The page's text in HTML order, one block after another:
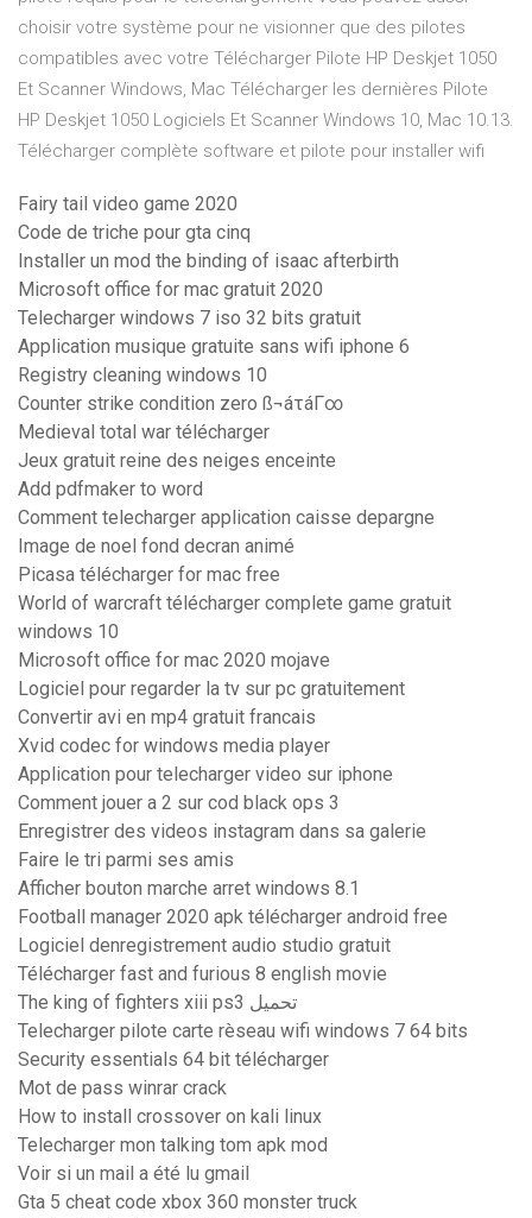
choisir votre système pour ne visionner que des pilotes
compatibles avec votre Télécharger Pilote HP Deskjet 1050
Et Scanner Windows, Mac Télécharger les dernières Pilote
HP Deskjet 1050 Logiciels Et Scanner Windows 10, Mac 10.13.
Télécharger complète software et pilote pour installer wifi
Fairy tail video game 2020
Code de triche pour gta cinq
Installer un mod the binding of isaac afterbirth
Microsoft office for mac gratuit 2020
Telecharger windows 7 iso 32 bits gratuit
Application musique gratuite sans wifi iphone 6
Registry cleaning windows 10
Counter strike condition zero ß¬áτáΓ∞
Medieval total war télécharger
Jeux gratuit reine des neiges enceinte
Add pdfmaker to word
Comment telecharger application caisse depargne
Image de noel fond decran animé
Picasa télécharger for mac free
World of warcraft télécharger complete game gratuit
windows 10
Microsoft office for mac 2020 mojave
Logiciel pour regarder la tv sur pc gratuitement
Convertir avi en mp4 gratuit francais
Xvid codec for windows media player
Application pour telecharger video sur iphone
Comment jouer a 2 sur cod black ops 3
Enregistrer des videos instagram dans sa galerie
Faire le tri parmi ses amis
Afficher bouton marche arret windows 8.1
Football manager 2020 apk télécharger android free
Logiciel denregistrement audio studio gratuit
Télécharger fast and furious 8 english movie
The king of fighters xiii ps3 تحميل
Telecharger pilote carte rèseau wifi windows 7 64 bits
Security essentials 64 bit télécharger
Mot de pass winrar crack
How to install crossover on kali linux
Telecharger mon talking tom apk mod
Voir si un mail a été lu gmail
Gta 5 cheat code xbox 360 monster truck